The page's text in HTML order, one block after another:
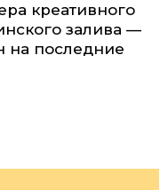
креативного
залива —
на последние